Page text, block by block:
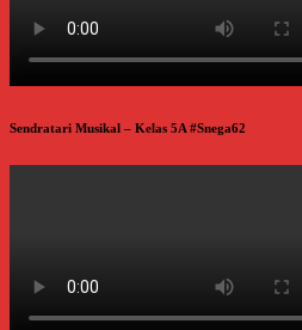
Sendratari Musikal – Kelas 5A #Snega62